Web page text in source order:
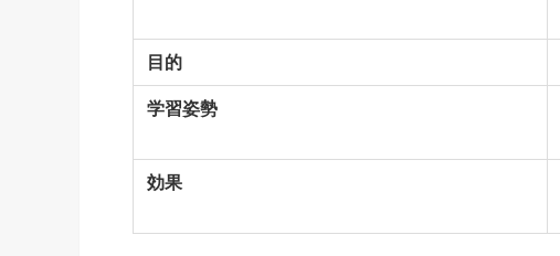
目的
学習姿勢
効果